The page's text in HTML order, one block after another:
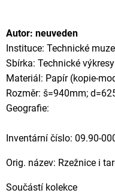
Autor: neuveden
Instituce: Technické
Sbírka: Technické výkresy
Materiál: Papír (kopie-
Rozměr: š=940mm;
Geografie:
Inventární číslo: 09.90-
Orig. název: Rzežnice i
Součástí kolekce